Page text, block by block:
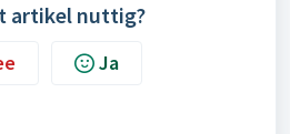
artikel nuttig?
Ja